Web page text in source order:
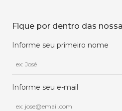
Fique por dentro das
Informe seu primeiro nome
Informe seu e-mail